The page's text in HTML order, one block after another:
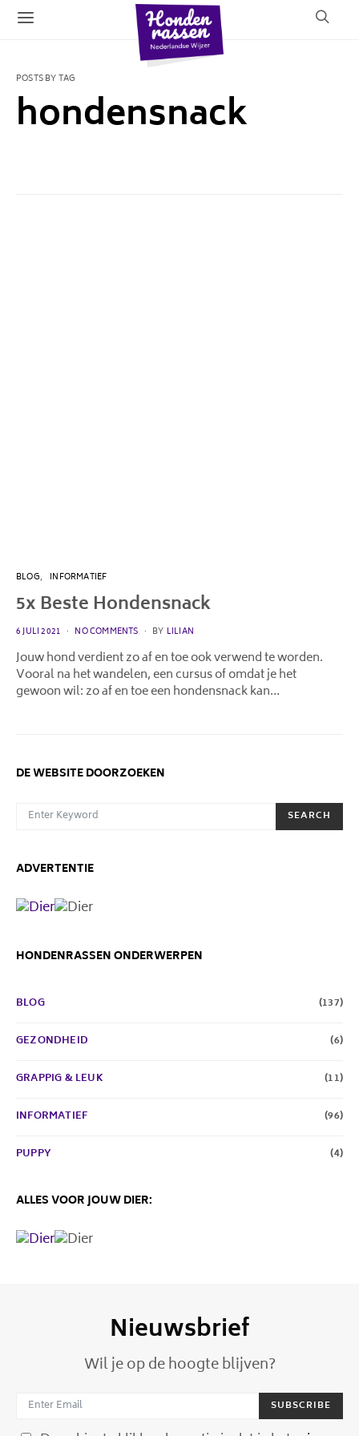
POSTS BY TAG
hondensnack
BLOG INFORMATIEF
5x Beste Hondensnack
POSTED
6 JULI 2021 NO COMMENTS BY LILIAN
Jouw hond verdient zo af en toe ook verwend te worden.
Vooral na het wandelen, een cursus of omdat je het
gewoon wil: zo af en toe een hondensnack kan…
DE WEBSITE DOORZOEKEN
SEARCH FOR:
SEARCH
ADVERTENTIE
HONDENRASSEN ONDERWERPEN
BLOG (137)
GEZONDHEID (6)
GRAPPIG & LEUK (11)
INFORMATIEF (96)
PUPPY (4)
ALLES VOOR JOUW DIER:
Nieuwsbrief
Wil je op de hoogte blijven?
SUBSCRIBE